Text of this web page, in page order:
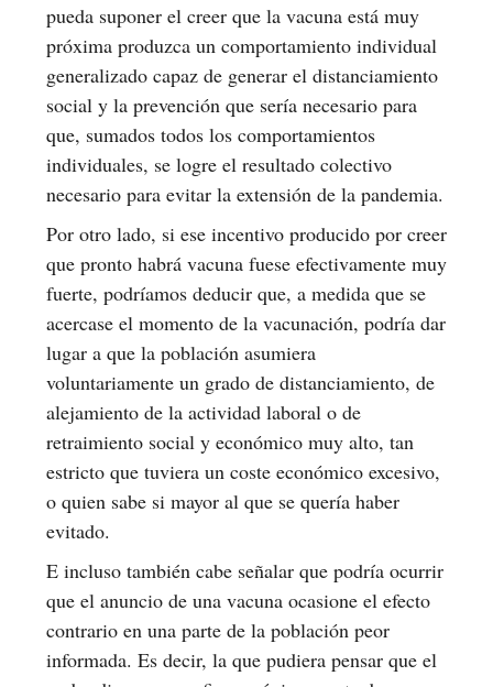
pueda suponer el creer que la vacuna está muy
próxima produzca un comportamiento individual
generalizado capaz de generar el distanciamiento
social y la prevención que sería necesario para
que, sumados todos los comportamientos
individuales, se logre el resultado colectivo
necesario para evitar la extensión de la pandemia.
Por otro lado, si ese incentivo producido por creer
que pronto habrá vacuna fuese efectivamente muy
fuerte, podríamos deducir que, a medida que se
acercase el momento de la vacunación, podría dar
lugar a que la población asumiera
voluntariamente un grado de distanciamiento, de
alejamiento de la actividad laboral o de
retraimiento social y económico muy alto, tan
estricto que tuviera un coste económico excesivo,
o quien sabe si mayor al que se quería haber
evitado.
E incluso también cabe señalar que podría ocurrir
que el anuncio de una vacuna ocasione el efecto
contrario en una parte de la población peor
informada. Es decir, la que pudiera pensar que el